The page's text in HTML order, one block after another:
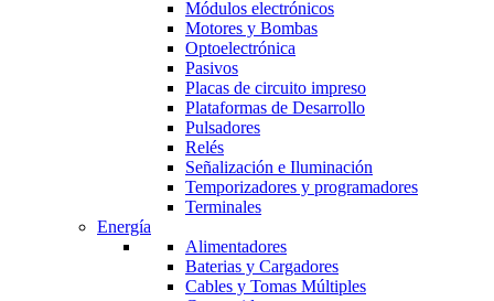
Módulos electrónicos
Motores y Bombas
Optoelectrónica
Pasivos
Placas de circuito impreso
Plataformas de Desarrollo
Pulsadores
Relés
Señalización e Iluminación
Temporizadores y programadores
Terminales
Energía
Alimentadores
Baterias y Cargadores
Cables y Tomas Múltiples